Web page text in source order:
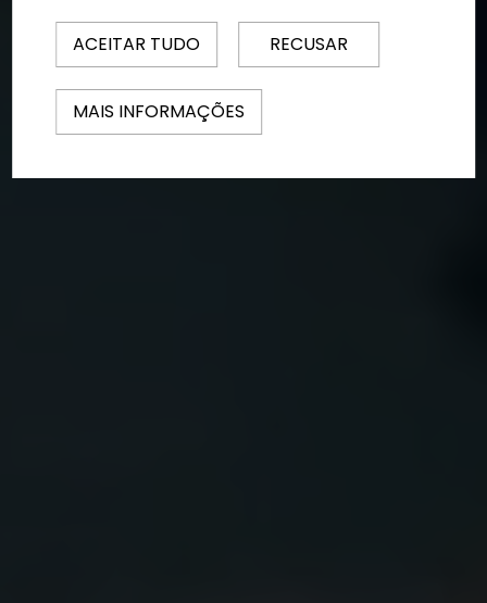
ACEITAR TUDO RECUSAR
MAIS INFORMAÇÕES